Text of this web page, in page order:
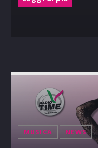
MUSICA NEWS